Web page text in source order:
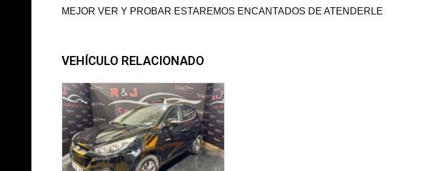
MEJOR VER Y PROBAR ESTAREMOS ENCANTADOS DE ATENDERLE
VEHÍCULO RELACIONADO